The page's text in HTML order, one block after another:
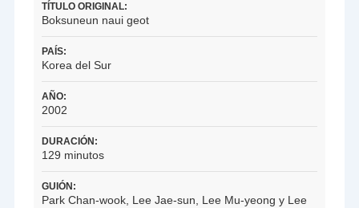
TÍTULO ORIGINAL:
Boksuneun naui geot
PAÍS:
Korea del Sur
AÑO:
2002
DURACIÓN:
129 minutos
GUIÓN:
Park Chan-wook, Lee Jae-sun, Lee Mu-yeong y Lee